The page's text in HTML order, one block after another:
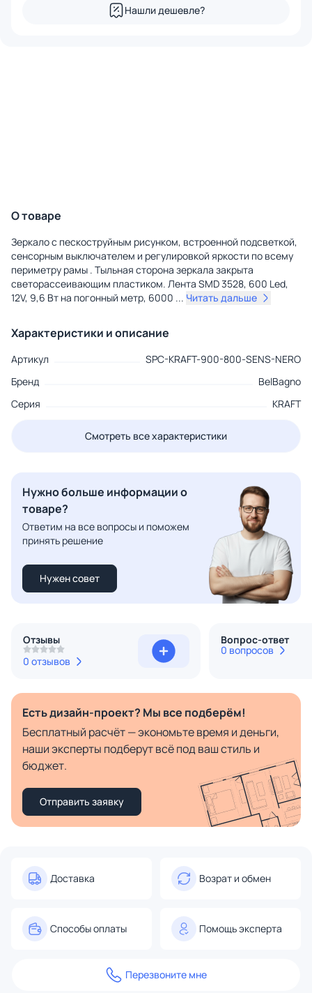
Нашли дешевле?
О товаре
Зеркало с пескоструйным рисунком, встроенной подсветкой,
сенсорным выключателем и регулировкой яркости по всему
периметру рамы . Тыльная сторона зеркала закрыта
светорассеивающим пластиком. Лента SMD 3528, 600 Led,
12V, 9,6 Вт на погонный метр, 6000 ... Читать дальше
Характеристики и описание
Артикул
SPC-KRAFT-900-800-SENS-NERO
Бренд
BelBagno
Серия
KRAFT
Смотреть все характеристики
Нужно больше информации о
товаре?
Ответим на все вопросы и поможем
принять решение
Нужен совет
Отзывы
0 отзывов
Вопрос-ответ
0 вопросов
Есть дизайн-проект? Мы все подберём!
Бесплатный расчёт — экономьте время и деньги,
наши эксперты подберут всё под ваш стиль и
бюджет.
Отправить заявку
Доставка Возрат и обмен
Способы оплаты Помощь эксперта
Перезвоните мне